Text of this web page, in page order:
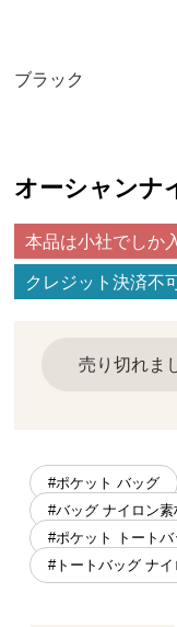
ブラック
オーシャンナ
本品は小社でしか
クレジット決済不
売り切れま
#ポケット バッグ
#バッグ ナイロン素
#ポケット トートバ
#トートバッグ ナ